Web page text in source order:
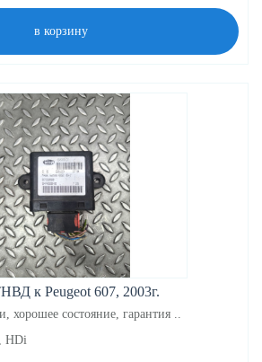
в корзину
к Peugeot 607, 2003г.
хорошее состояние, гарантия ..
HDi